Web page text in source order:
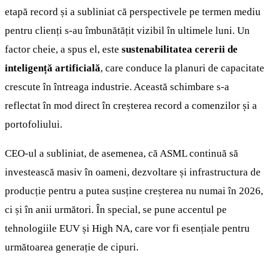
etapă record și a subliniat că perspectivele pe termen mediu
pentru clienți s-au îmbunătățit vizibil în ultimele luni. Un
factor cheie, a spus el, este sustenabilitatea cererii de
inteligență artificială, care conduce la planuri de capacitate
crescute în întreaga industrie. Această schimbare s-a
reflectat în mod direct în creșterea record a comenzilor și a
portofoliului.
CEO-ul a subliniat, de asemenea, că ASML continuă să
investească masiv în oameni, dezvoltare și infrastructura de
producție pentru a putea susține creșterea nu numai în 2026,
ci și în anii următori. În special, se pune accentul pe
tehnologiile EUV și High NA, care vor fi esențiale pentru
următoarea generație de cipuri.